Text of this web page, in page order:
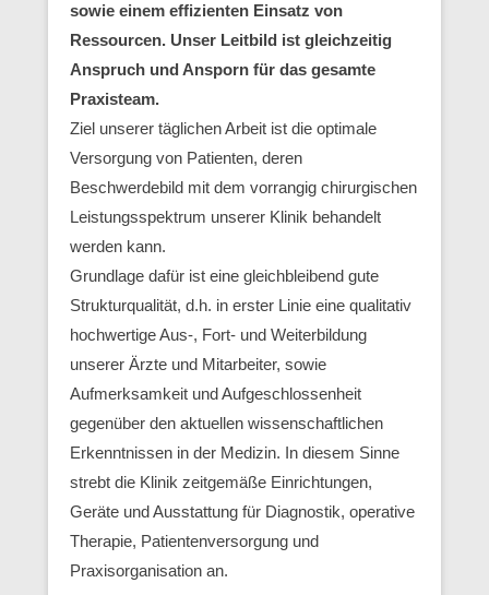
sowie einem effizienten Einsatz von
Ressourcen. Unser Leitbild ist gleichzeitig
Anspruch und Ansporn für das gesamte
Praxisteam.
Ziel unserer täglichen Arbeit ist die optimale
Versorgung von Patienten, deren
Beschwerdebild mit dem vorrangig chirurgischen
Leistungsspektrum unserer Klinik behandelt
werden kann.
Grundlage dafür ist eine gleichbleibend gute
Strukturqualität, d.h. in erster Linie eine qualitativ
hochwertige Aus-, Fort- und Weiterbildung
unserer Ärzte und Mitarbeiter, sowie
Aufmerksamkeit und Aufgeschlossenheit
gegenüber den aktuellen wissenschaftlichen
Erkenntnissen in der Medizin. In diesem Sinne
strebt die Klinik zeitgemäße Einrichtungen,
Geräte und Ausstattung für Diagnostik, operative
Therapie, Patientenversorgung und
Praxisorganisation an.